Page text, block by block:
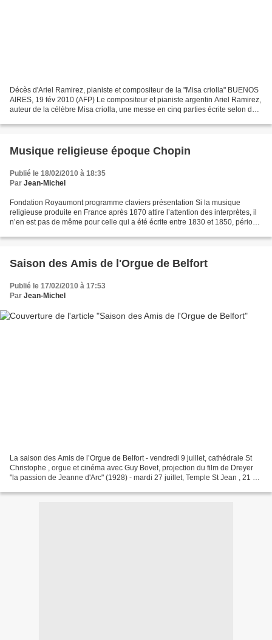
Décès d'Ariel Ramirez, pianiste et compositeur de la "Misa criolla" BUENOS
AIRES, 19 fév 2010 (AFP) Le compositeur et pianiste argentin Ariel Ramirez,
auteur de la célèbre Misa criolla, une messe en cinq parties écrite selon des
Musique religieuse époque Chopin
Publié le 18/02/2010 à 18:35
Par Jean-Michel
Fondation Royaumont programme claviers présentation Si la musique
religieuse produite en France après 1870 attire l’attention des interprètes, il
n’en est pas de même pour celle qui a été écrite entre 1830 et 1850, période
Saison des Amis de l'Orgue de Belfort
Publié le 17/02/2010 à 17:53
Par Jean-Michel
La saison des Amis de l’Orgue de Belfort - vendredi 9 juillet, cathédrale St
Christophe , orgue et cinéma avec Guy Bovet, projection du film de Dreyer
"la passion de Jeanne d'Arc" (1928) - mardi 27 juillet, Temple St Jean , 21 h /